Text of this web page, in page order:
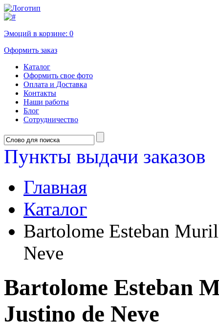
Эмоций в корзине: 0
Оформить заказ
Каталог
Оформить свое фото
Оплата и Доставка
Контакты
Наши работы
Блог
Сотрудничество
Пункты выдачи заказов
Главная
Каталог
Bartolome Esteban
Neve
Bartolome Esteban
Justino de Neve